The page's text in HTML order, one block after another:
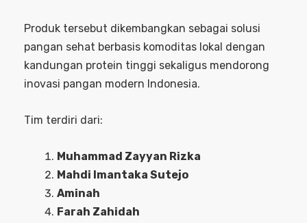
Produk tersebut dikembangkan sebagai solusi
pangan sehat berbasis komoditas lokal dengan
kandungan protein tinggi sekaligus mendorong
inovasi pangan modern Indonesia.
Tim terdiri dari:
Muhammad Zayyan Rizka
Mahdi Imantaka Sutejo
Aminah
Farah Zahidah